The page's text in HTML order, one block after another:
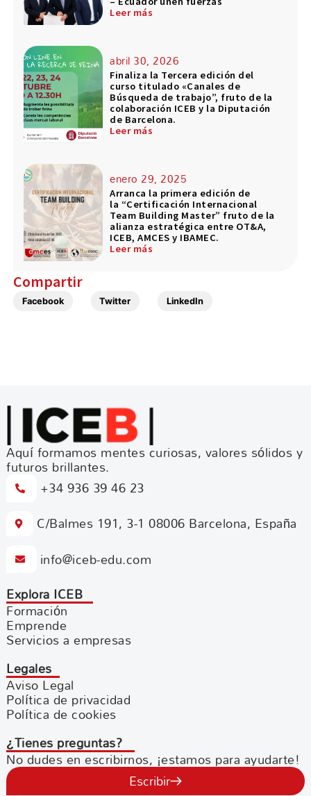
Leer más
abril 30, 2026
Finaliza la Tercera edición del
curso titulado «Canales de
Búsqueda de trabajo”, fruto de la
colaboración ICEB y la Diputación
de Barcelona.
Leer más
enero 29, 2025
Arranca la primera edición de
la “Certificación Internacional
Team Building Master” fruto de la
alianza estratégica entre OT&A,
ICEB, AMCES y IBAMEC.
Leer más
Compartir
Facebook Twitter LinkedIn
Aquí formamos mentes curiosas, valores sólidos y
futuros brillantes.
+34 936 39 46 23
C/Balmes 191, 3-1 08006 Barcelona, España
info@iceb-edu.com
Explora ICEB
Formación
Emprende
Servicios a empresas
Legales
Aviso Legal
Política de privacidad
Política de cookies
¿Tienes preguntas?
No dudes en escribirnos, ¡estamos para ayudarte!
Escribir